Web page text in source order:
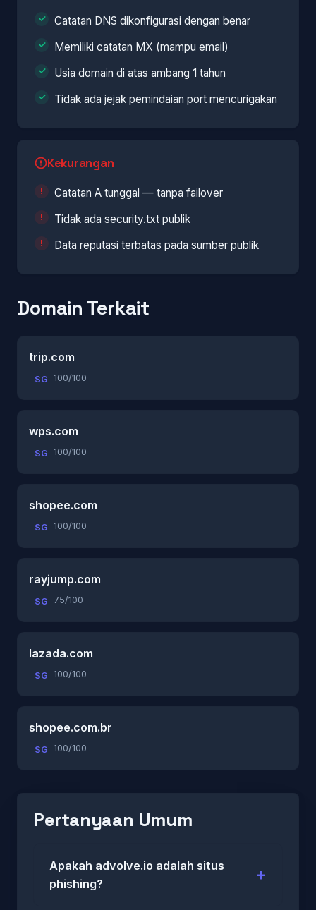
Catatan DNS dikonfigurasi dengan benar
Memiliki catatan MX (mampu email)
Usia domain di atas ambang 1 tahun
Tidak ada jejak pemindaian port mencurigakan
Kekurangan
Catatan A tunggal — tanpa failover
Tidak ada security.txt publik
Data reputasi terbatas pada sumber publik
Domain Terkait
trip.com
SG 100/100
wps.com
SG 100/100
shopee.com
SG 100/100
rayjump.com
SG 75/100
lazada.com
SG 100/100
shopee.com.br
SG 100/100
Pertanyaan Umum
Apakah advolve.io adalah situs
phishing?